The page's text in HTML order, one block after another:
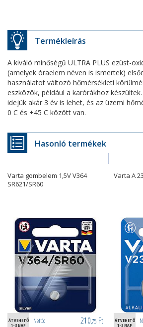
Termékleírás
A kiváló minőségű ULTRA PLUS ezüst-
(amelyek óraelem néven is ismertek)
használatot változó hőmérsékleti
eszközök, például a karórákhoz
idejük akár 3 év is lehet, és az üzemi
0 C és +45 C között van.
Hasonló termékek
Varta gombelem 1,5V V364
SR621/SR60
ÁTVEHETŐ
1-3 NAP
Nettó: 210,75 Ft
Varta A
ÁTVEHETŐ
1-3 NAP